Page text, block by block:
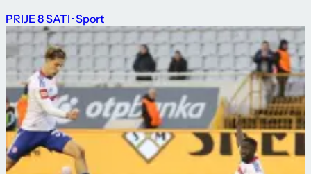
PRIJE 8 SATI · Sport